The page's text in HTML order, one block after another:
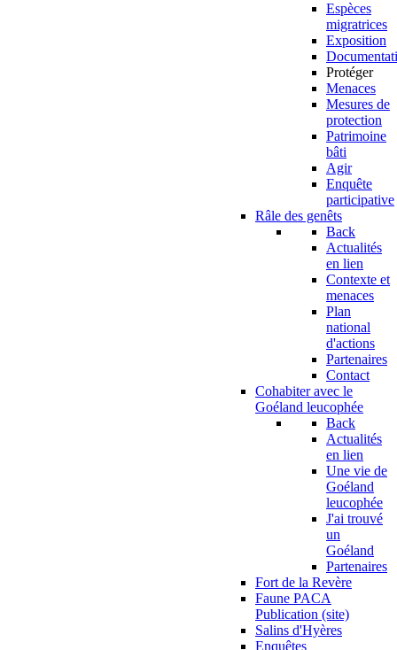
Espèces
migratrices
Exposition
Protéger
Menaces
Mesures de
protection
Patrimoine
bâti
Agir
Enquête
participative
Râle des genêts
Back
Actualités
en lien
Contexte et
menaces
Plan
national
d'actions
Partenaires
Contact
Cohabiter avec le
Goéland leucophée
Back
Actualités
en lien
Une vie de
Goéland
leucophée
J'ai trouvé
un
Goéland
Partenaires
Fort de la Revère
Faune PACA
Publication (site)
Salins d'Hyères
Enquêtes